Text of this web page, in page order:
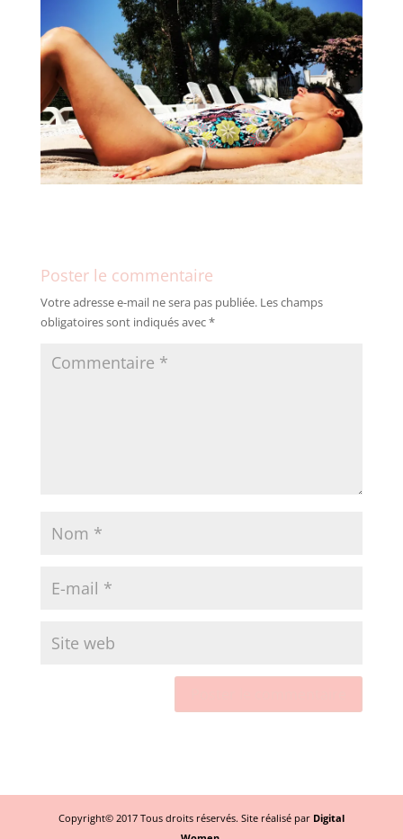
Poster le commentaire
Votre adresse e-mail ne sera pas publiée. Les champs
obligatoires sont indiqués avec*
Copyright© 2017 Tous droits réservés. Site réalisé par Digital